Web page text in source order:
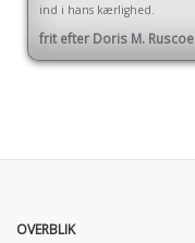
ind i hans kærlighed.
frit efter Doris M. Ruscoe
OVERBLIK